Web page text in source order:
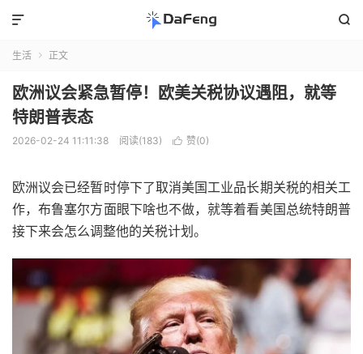


生活  正文
欧洲议会紧急暂停！欧美关税协议遇阻，就等
特朗普表态
2026-02-24 11:11:38 阅读(183)  赞(0)
欧洲议会已经暂时停下了取消美国工业品长期关税的相关工
作，布鲁塞尔方面眼下啥也不做，就等着看美国总统特朗普
接下来会怎么调整他的关税计划。